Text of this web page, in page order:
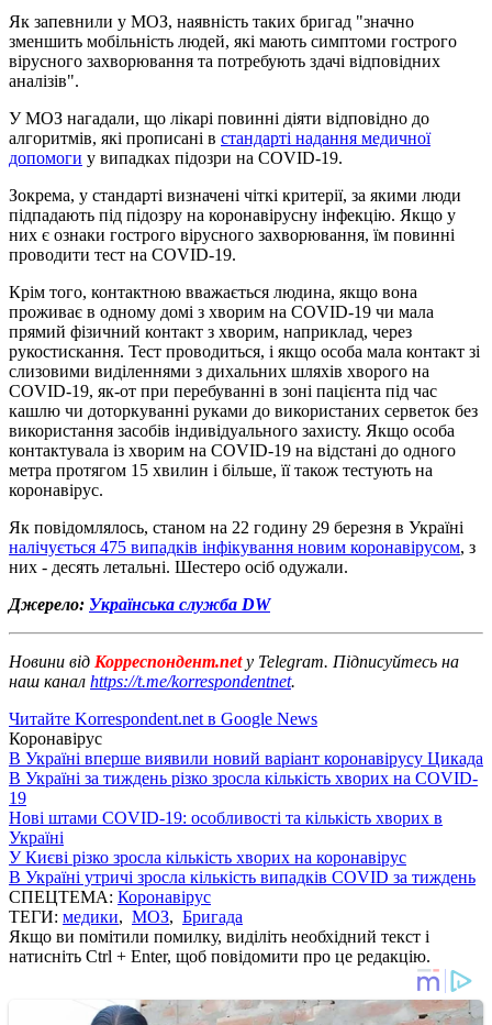
Як запевнили у МОЗ, наявність таких бригад "значно
зменшить мобільність людей, які мають симптоми гострого
вірусного захворювання та потребують здачі відповідних
аналізів".
У МОЗ нагадали, що лікарі повинні діяти відповідно до
алгоритмів, які прописані в стандарті надання медичної
допомоги у випадках підозри на COVID-19.
Зокрема, у стандарті визначені чіткі критерії, за якими люди
підпадають під підозру на коронавірусну інфекцію. Якщо у
них є ознаки гострого вірусного захворювання, їм повинні
проводити тест на COVID-19.
Крім того, контактною вважається людина, якщо вона
проживає в одному домі з хворим на COVID-19 чи мала
прямий фізичний контакт з хворим, наприклад, через
рукостискання. Тест проводиться, і якщо особа мала контакт зі
слизовими виділеннями з дихальних шляхів хворого на
COVID-19, як-от при перебуванні в зоні пацієнта під час
кашлю чи доторкуванні руками до використаних серветок без
використання засобів індивідуального захисту. Якщо особа
контактувала із хворим на COVID-19 на відстані до одного
метра протягом 15 хвилин і більше, її також тестують на
коронавірус.
Як повідомлялось, станом на 22 годину 29 березня в Україні
налічується 475 випадків інфікування новим коронавірусом, з
них - десять летальні. Шестеро осіб одужали.
Джерело: Українська служба DW
Новини від Корреспондент.net у Telegram. Підписуйтесь на
наш канал https://t.me/korrespondentnet.
Читайте Korrespondent.net в Google News
Коронавірус
В Україні вперше виявили новий варіант коронавірусу Цикада
В Україні за тиждень різко зросла кількість хворих на COVID-
19
Нові штами COVID-19: особливості та кількість хворих в
Україні
У Києві різко зросла кількість хворих на коронавірус
В Україні утричі зросла кількість випадків COVID за тиждень
СПЕЦТЕМА: Коронавірус
ТЕГИ: медики, МОЗ, Бригада
Якщо ви помітили помилку, виділіть необхідний текст і
натисніть Ctrl + Enter, щоб повідомити про це редакцію.